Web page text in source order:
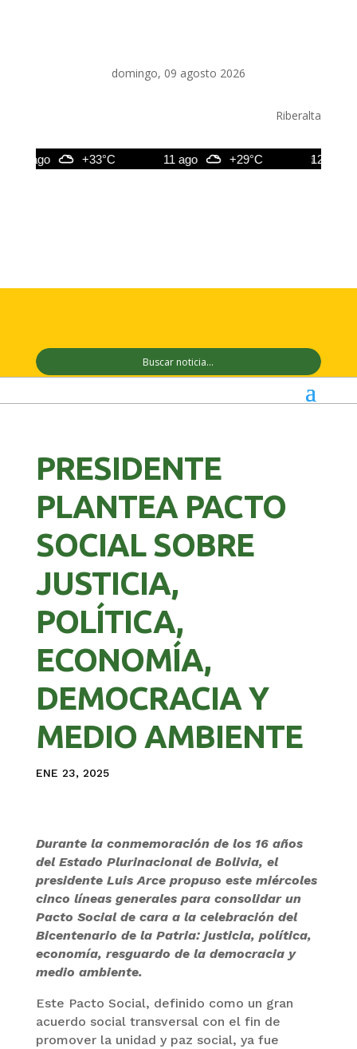
domingo, 09 agosto 2026
Riberalta
+33°C 11 ago +29°C 12 ago
PRESIDENTE
PLANTEA PACTO
SOCIAL SOBRE
JUSTICIA,
POLÍTICA,
ECONOMÍA,
DEMOCRACIA Y
MEDIO AMBIENTE
ENE 23, 2025
Durante la conmemoración de los 16 años
del Estado Plurinacional de Bolivia, el
presidente Luis Arce propuso este miércoles
cinco líneas generales para consolidar un
Pacto Social de cara a la celebración del
Bicentenario de la Patria: justicia, política,
economía, resguardo de la democracia y
medio ambiente.
Este Pacto Social, definido como un gran
acuerdo social transversal con el fin de
promover la unidad y paz social, ya fue